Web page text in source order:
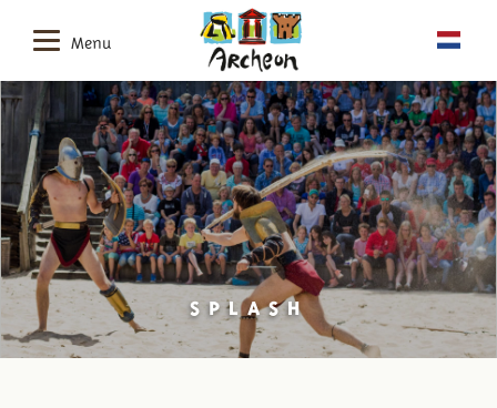
Menu
SPLASH